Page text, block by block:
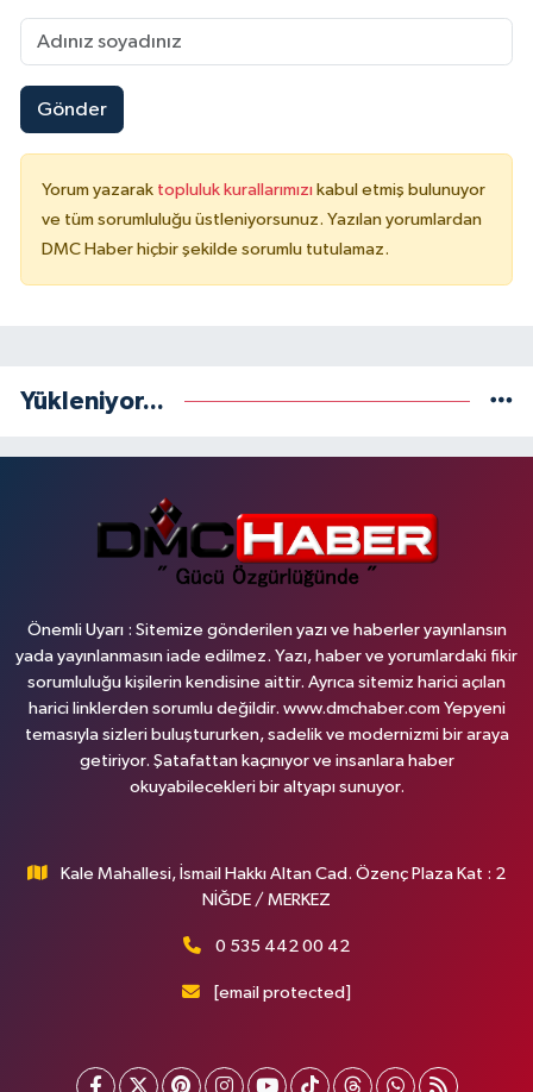
Gönder
Yorum yazarak topluluk kurallarımızı kabul etmiş bulunuyor
ve tüm sorumluluğu üstleniyorsunuz. Yazılan yorumlardan
DMC Haber hiçbir şekilde sorumlu tutulamaz.
Yükleniyor...
Önemli Uyarı : Sitemize gönderilen yazı ve haberler yayınlansın
yada yayınlanmasın iade edilmez. Yazı, haber ve yorumlardaki fikir
sorumluluğu kişilerin kendisine aittir. Ayrıca sitemiz harici açılan
harici linklerden sorumlu değildir. www.dmchaber.com Yepyeni
temasıyla sizleri buluştururken, sadelik ve modernizmi bir araya
getiriyor. Şatafattan kaçınıyor ve insanlara haber
okuyabilecekleri bir altyapı sunuyor.
Kale Mahallesi, İsmail Hakkı Altan Cad. Özenç Plaza Kat : 2
NİĞDE / MERKEZ
0 535 442 00 42
[email protected]